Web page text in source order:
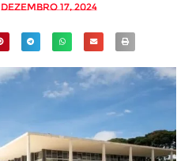
dezembro 17, 2024